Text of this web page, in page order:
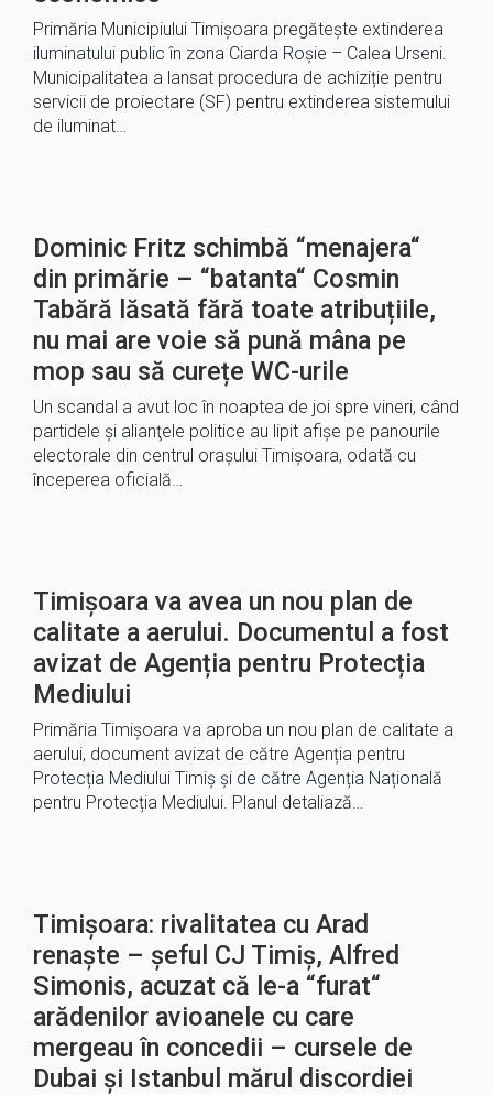
Primăria Municipiului Timișoara pregătește extinderea
iluminatului public în zona Ciarda Roșie – Calea Urseni.
Municipalitatea a lansat procedura de achiziție pentru
servicii de proiectare (SF) pentru extinderea sistemului
de iluminat…
Dominic Fritz schimbă “menajera“
din primărie – “batanta“ Cosmin
Tabără lăsată fără toate atribuțiile,
nu mai are voie să pună mâna pe
mop sau să curețe WC-urile
Un scandal a avut loc în noaptea de joi spre vineri, când
partidele şi alianţele politice au lipit afişe pe panourile
electorale din centrul oraşului Timișoara, odată cu
începerea oficială…
Timișoara va avea un nou plan de
calitate a aerului. Documentul a fost
avizat de Agenția pentru Protecția
Mediului
Primăria Timișoara va aproba un nou plan de calitate a
aerului, document avizat de către Agenția pentru
Protecția Mediului Timiș și de către Agenția Națională
pentru Protecția Mediului. Planul detaliază…
Timișoara: rivalitatea cu Arad
renaște – șeful CJ Timiș, Alfred
Simonis, acuzat că le-a “furat“
arădenilor avioanele cu care
mergeau în concedii – cursele de
Dubai și Istanbul mărul discordiei